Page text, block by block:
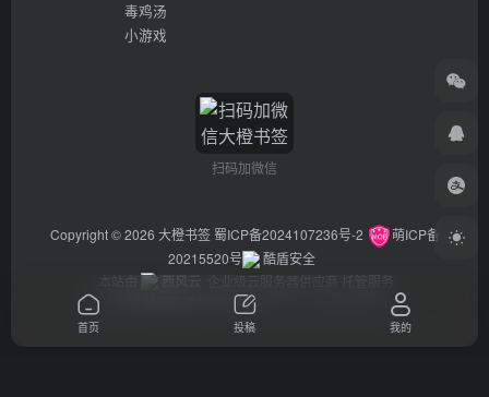
毒鸡汤
小游戏
扫码加微信
Copyright © 2026 大橙书签 蜀ICP备2024107236号-2
萌ICP备
20215520号
酷盾安全
本站由
西风云 企业级云服务器供应商 托管服务
违法举报/投稿等事物联系邮箱：arch_chen@qq.com
首页 投稿 我的